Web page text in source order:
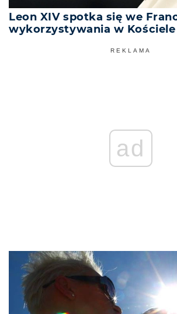
Leon XIV spotka się we
wykorzystywania w Kościele
REKLAMA
ad